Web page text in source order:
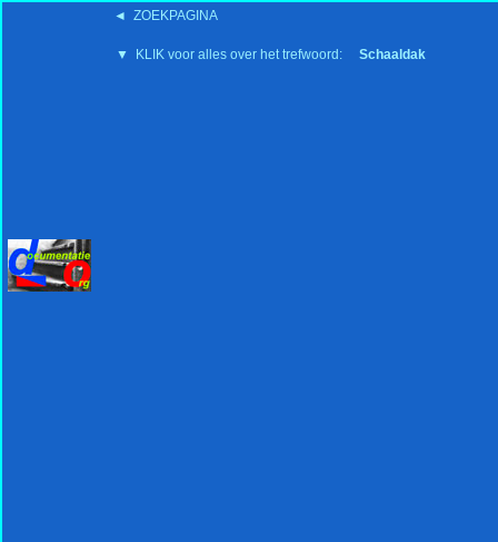
◄ ZOEKPAGINA
▼ KLIK voor alles over het trefwoord: Schaaldak
'15:19 19-2-2008